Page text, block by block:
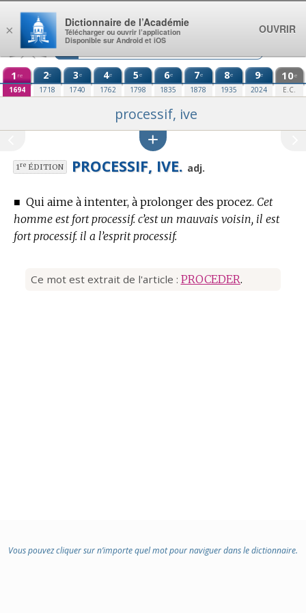
Aller au contenu
1 re
1694
2e
1718
3e
1740
4e
1762
5e
1798
6e
1835
7e
1878
8e
1935
9e
2024
10e
E.C.
processif, ive
1reÉDITION PROCESSIF, IVE. adj.
■ Qui aime à intenter, à prolonger des procez. Cet
homme est fort processif. c’est un mauvais voisin, il est
fort processif. il a l’esprit processif.
Ce mot est extrait de l'article : PROCEDER.
Vous pouvez cliquer sur n’importe quel mot pour naviguer dans le dictionnaire.
×
Dictionnaire de l’Académie
Télécharger ou ouvrir l’application
Disponible sur Android et iOS
OUVRIR